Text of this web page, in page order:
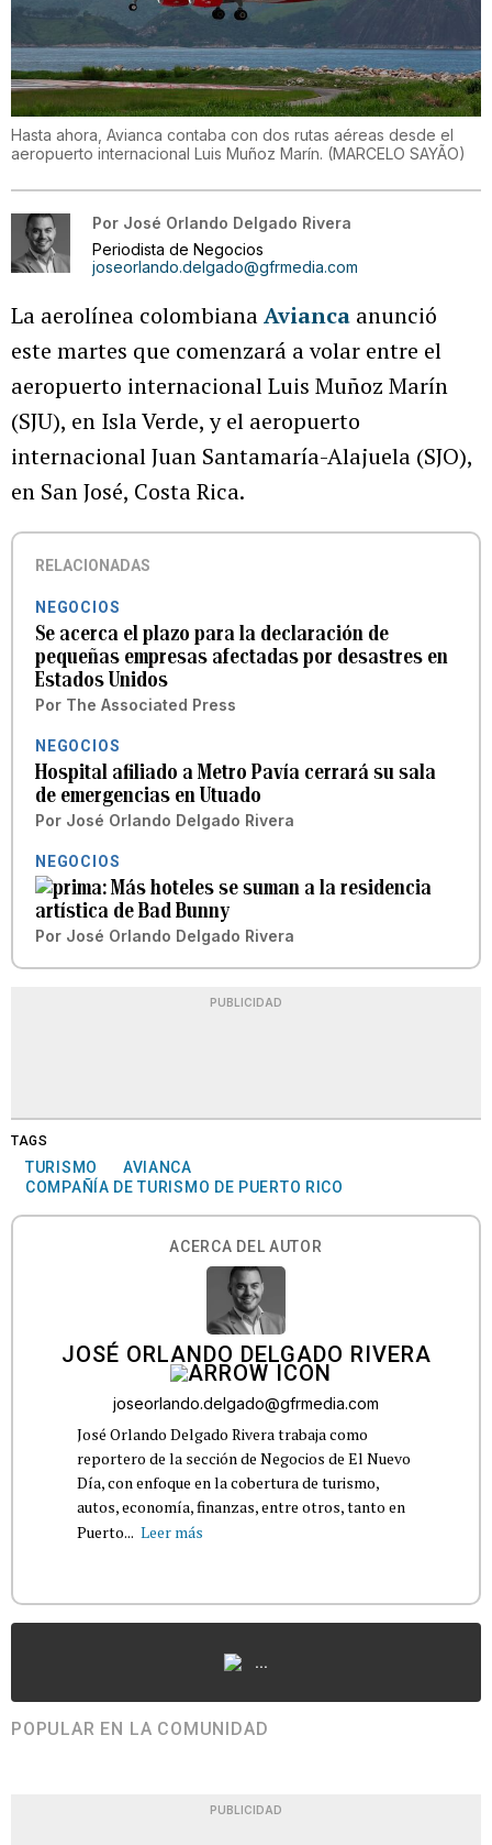
Hasta ahora, Avianca contaba con dos rutas aéreas desde el
aeropuerto internacional Luis Muñoz Marín. (MARCELO SAYÃO)
Por José Orlando Delgado Rivera
Periodista de Negocios
joseorlando.delgado@gfrmedia.com
La aerolínea colombianaAvianca anunció
este martes que comenzará a volar entre el
aeropuerto internacional Luis Muñoz Marín
(SJU), en Isla Verde, y el aeropuerto
internacional Juan Santamaría-Alajuela (SJO),
en San José, Costa Rica.
RELACIONADAS
NEGOCIOS
Se acerca el plazo para la declaración de
pequeñas empresas afectadas por desastres en
Estados Unidos
Por The Associated Press
NEGOCIOS
Hospital afiliado a Metro Pavía cerrará su sala
de emergencias en Utuado
Por José Orlando Delgado Rivera
NEGOCIOS
Más hoteles se suman a la residencia
artística de Bad Bunny
Por José Orlando Delgado Rivera
PUBLICIDAD
TAGS
TURISMO
AVIANCA
COMPAÑÍA DE TURISMO DE PUERTO RICO
ACERCA DEL AUTOR
JOSÉ ORLANDO DELGADO RIVERA
joseorlando.delgado@gfrmedia.com
José Orlando Delgado Rivera trabaja como
reportero de la sección de Negocios de El Nuevo
Día, con enfoque en la cobertura de turismo,
autos, economía, finanzas, entre otros, tanto en
Puerto... Leer más
...
POPULAR EN LA COMUNIDAD
PUBLICIDAD